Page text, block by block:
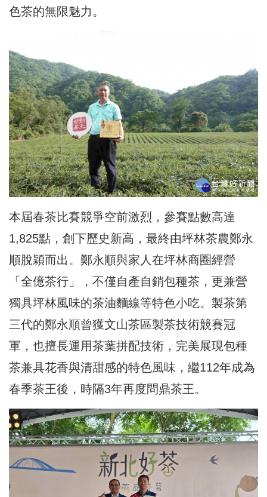
色茶的無限魅力。
本屆春茶比賽競爭空前激烈，參賽點數高達
1,825點，創下歷史新高，最終由坪林茶農鄭永
順脫穎而出。鄭永順與家人在坪林商圈經營
「全億茶行」，不僅自產自銷包種茶，更兼營
獨具坪林風味的茶油麵線等特色小吃。製茶第
三代的鄭永順曾獲文山茶區製茶技術競賽冠
軍，也擅長運用茶葉拼配技術，完美展現包種
茶兼具花香與清甜感的特色風味，繼112年成為
春季茶王後，時隔3年再度問鼎茶王。